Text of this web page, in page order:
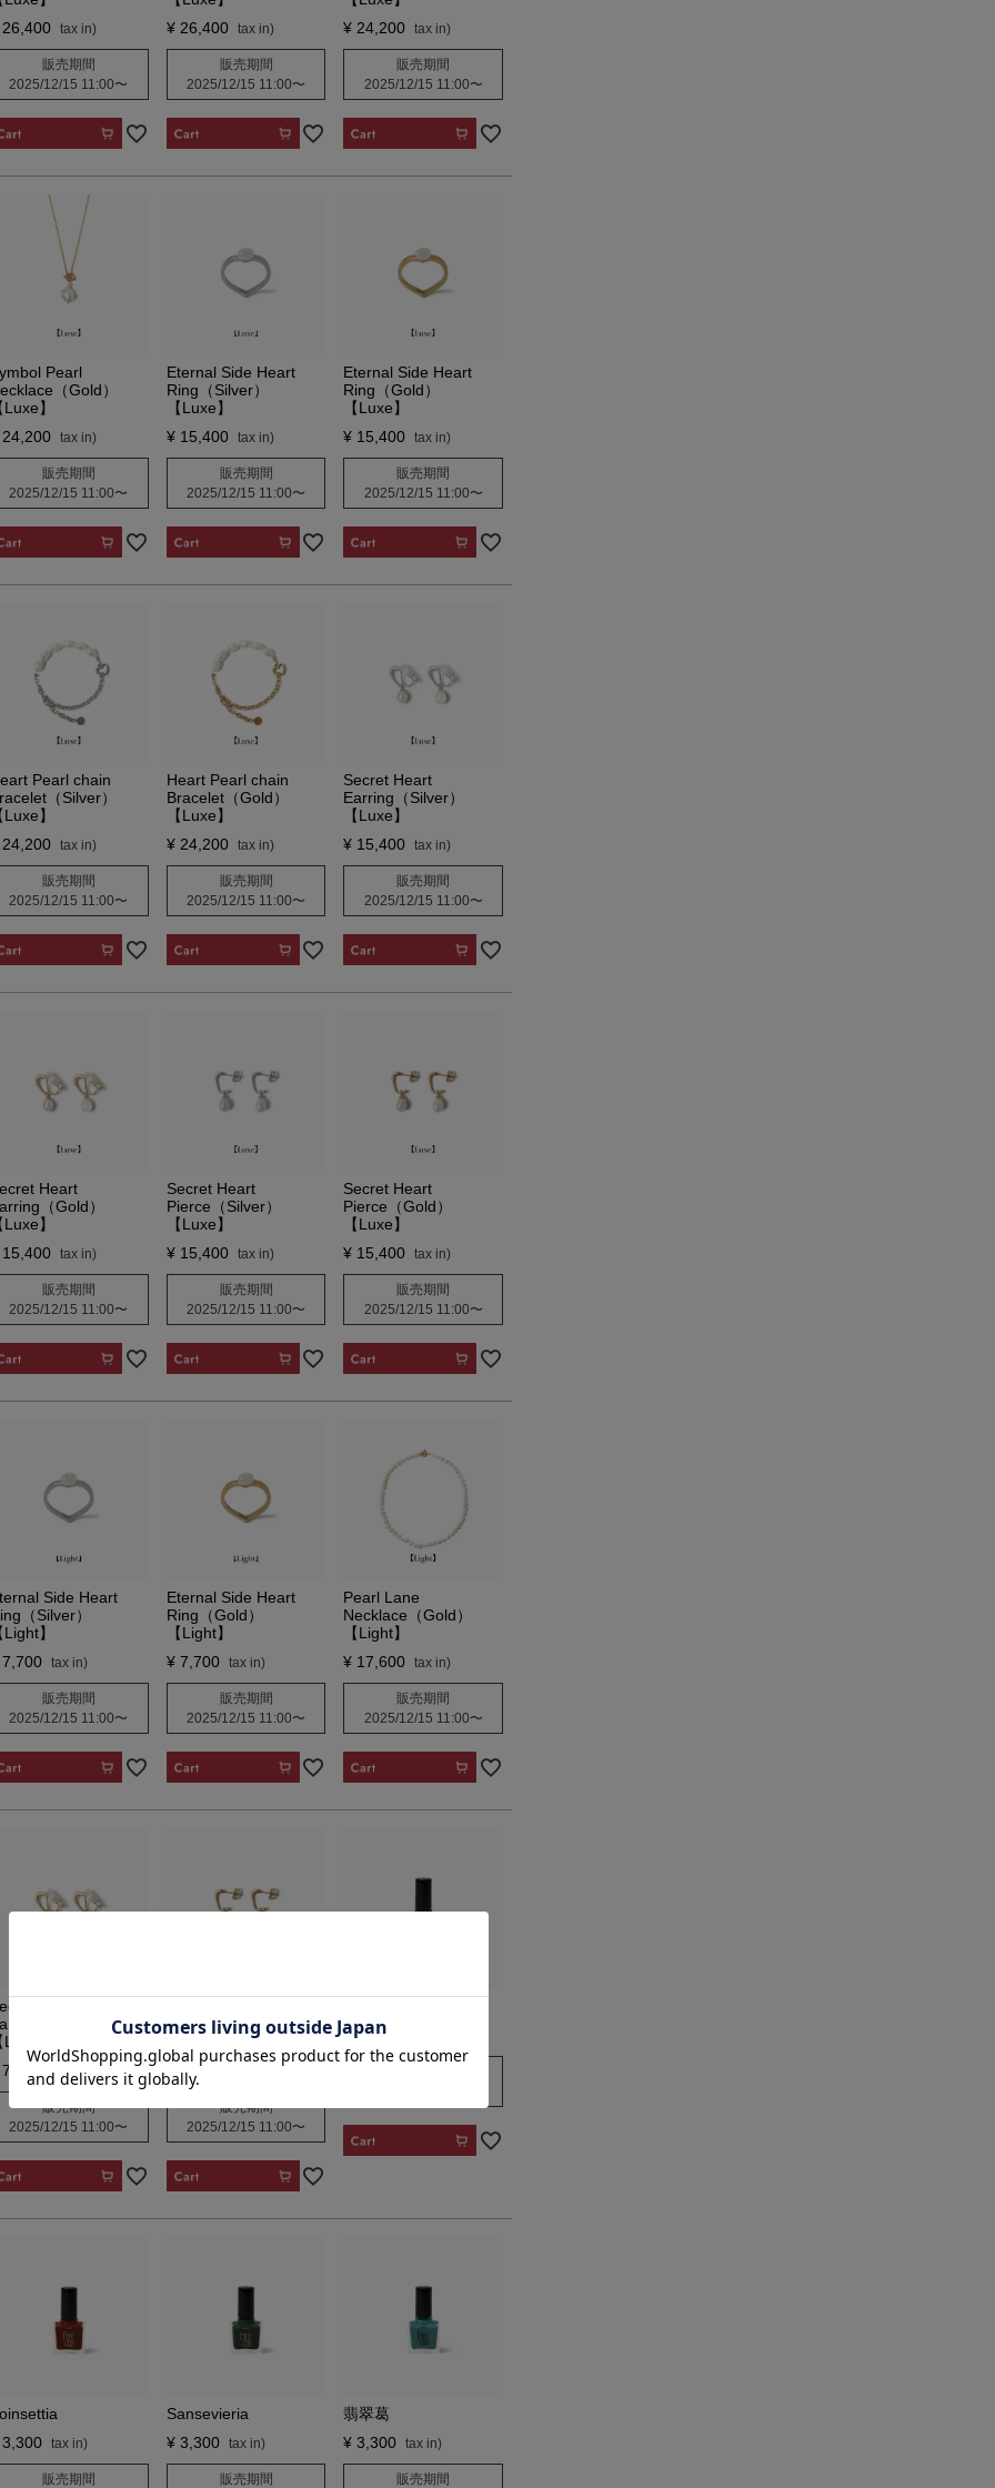
26,400
販売期間
2025/12/15 11:00〜
¥ 26,400
販売期間
2025/12/15 11:00〜
¥ 24,200
販売期間
2025/12/15 11:00〜
Pearl
（Gold）
Luxe】
24,200
販売期間
2025/12/15 11:00〜
Eternal Side Heart
Ring（Silver）
【Luxe】
¥ 15,400
販売期間
2025/12/15 11:00〜
Eternal Side Heart
Ring（Gold）
【Luxe】
¥ 15,400
販売期間
2025/12/15 11:00〜
Pearl chain
（Silver）
Luxe】
24,200
販売期間
2025/12/15 11:00〜
Heart Pearl chain
Bracelet（Gold）
【Luxe】
¥ 24,200
販売期間
2025/12/15 11:00〜
Secret Heart
Earring（Silver）
【Luxe】
¥ 15,400
販売期間
2025/12/15 11:00〜
Heart
（Gold）
Luxe】
15,400
販売期間
2025/12/15 11:00〜
Secret Heart
Pierce（Silver）
【Luxe】
¥ 15,400
販売期間
2025/12/15 11:00〜
Secret Heart
Pierce（Gold）
【Luxe】
¥ 15,400
販売期間
2025/12/15 11:00〜
Side Heart
（Silver）
Light】
7,700
販売期間
2025/12/15 11:00〜
Eternal Side Heart
Ring（Gold）
【Light】
¥ 7,700
販売期間
2025/12/15 11:00〜
Pearl Lane
Necklace（Gold）
【Light】
¥ 17,600
販売期間
2025/12/15 11:00〜
Heart
（Gold）
Light】
7,700
販売期間
2025/12/15 11:00〜
Pierce（Gold）
7,700
販売期間
2025/12/15 11:00〜
¥ 3,300
3,300
販売期間
Sansevieria
¥ 3,300
販売期間
翡翠葛
¥ 3,300
販売期間